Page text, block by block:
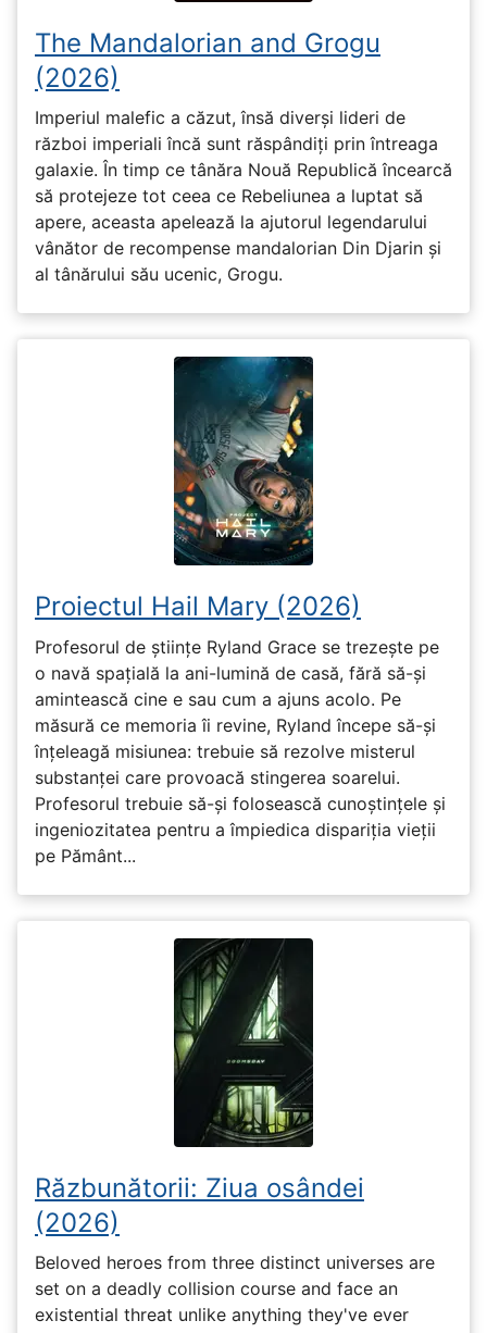
The Mandalorian and Grogu
(2026)
Imperiul malefic a căzut, însă diverși lideri de
război imperiali încă sunt răspândiți prin întreaga
galaxie. În timp ce tânăra Nouă Republică încearcă
să protejeze tot ceea ce Rebeliunea a luptat să
apere, aceasta apelează la ajutorul legendarului
vânător de recompense mandalorian Din Djarin și
al tânărului său ucenic, Grogu.
Proiectul Hail Mary (2026)
Profesorul de științe Ryland Grace se trezește pe
o navă spațială la ani-lumină de casă, fără să-și
amintească cine e sau cum a ajuns acolo. Pe
măsură ce memoria îi revine, Ryland începe să-și
înțeleagă misiunea: trebuie să rezolve misterul
substanței care provoacă stingerea soarelui.
Profesorul trebuie să-și folosească cunoștințele și
ingeniozitatea pentru a împiedica dispariția vieții
pe Pământ...
Răzbunătorii: Ziua osândei
(2026)
Beloved heroes from three distinct universes are
set on a deadly collision course and face an
existential threat unlike anything they've ever